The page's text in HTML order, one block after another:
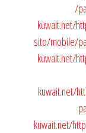
/
kuwait.net/
sito/mobile/
kuwait.net/
kuwait.net/
kuwait.net/